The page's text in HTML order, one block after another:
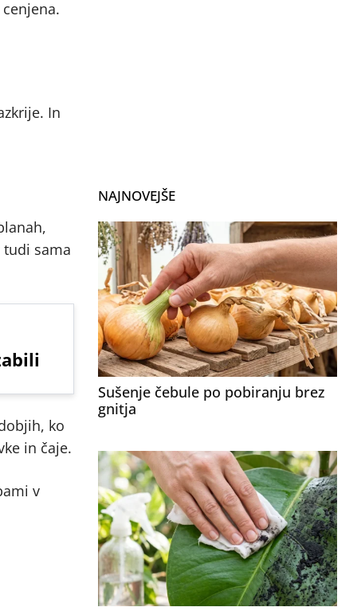
In
sama
ko
in čaje.
v
NAJNOVEJŠE
Sušenje čebule po pobiranju brez
gnitja